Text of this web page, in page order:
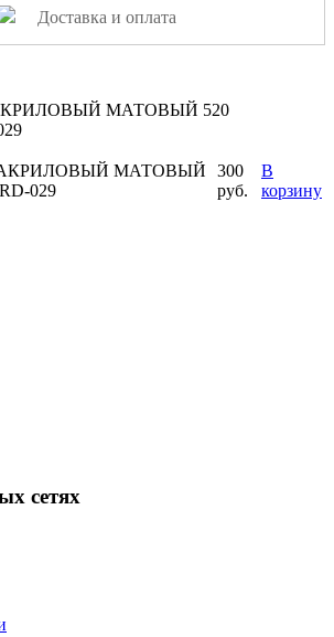
Доставка и оплата
МАТОВЫЙ 520
МАТОВЫЙ
029
300
руб.
В
корзину
сетях